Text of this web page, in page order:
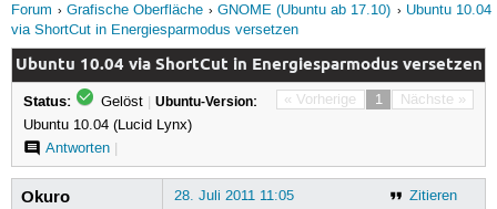
Forum
Grafische Oberfläche GNOME (Ubuntu ab 17.10)
Ubuntu 10.04
via ShortCut in Energiesparmodus versetzen
Ubuntu 10.04 via ShortCut in Energiesparmodus versetzen
« Vorherige 1 Nächste »
Status: Gelöst | Ubuntu-Version:
Ubuntu 10.04 (Lucid Lynx)
Antworten|
Okuro Zitieren
28. Juli 2011 11:05